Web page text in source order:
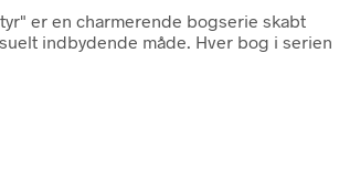
er en charmerende bogserie skabt
indbydende måde. Hver bog i serien